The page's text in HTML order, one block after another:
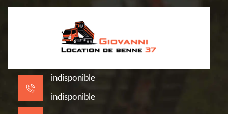
indisponible
indisponible